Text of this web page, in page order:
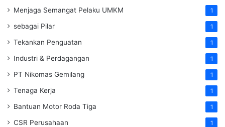
Menjaga Semangat Pelaku UMKM 1
sebagai Pilar 1
Tekankan Penguatan 1
Industri & Perdagangan 1
PT Nikomas Gemilang 1
Tenaga Kerja 1
Bantuan Motor Roda Tiga 1
CSR Perusahaan 1